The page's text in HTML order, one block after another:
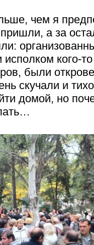
чем я
а за
исполком кого-
были
скучали и
домой, но